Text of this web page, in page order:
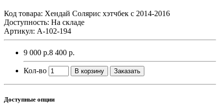
Код товара: Хендай Солярис хэтчбек с 2014-2016
Доступность: На складе
Артикул: A-102-194
9 000 р.8 400 р.
Кол-во В корзину Заказать
Доступные опции